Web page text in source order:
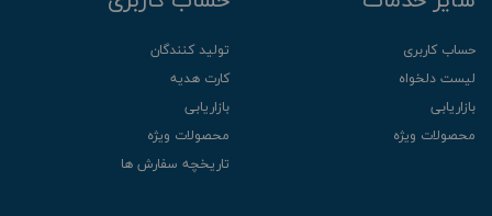
حساب کاربری
لیست دلخواه
بازاریابی
محصولات ویژه
تولید کنندگان
کارت هدیه
بازاریابی
محصولات ویژه
تاریخچه سفارش ها